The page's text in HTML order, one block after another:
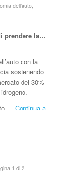
dell'auto,
prendere la…
con la
sostenendo
del 30%
… Continua a
1 di 2